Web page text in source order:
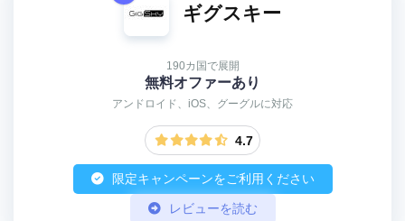
ギグスキー
190カ国で展開
無料オファーあり
アンドロイド、iOS、グーグルに対応
4.7
限定キャンペーンをご利用ください
レビューを読む